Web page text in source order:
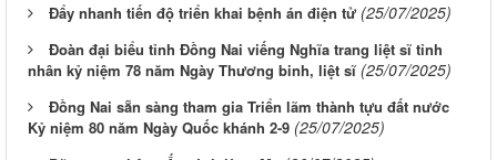
Đẩy nhanh tiến độ triển khai bệnh án điện tử (25/07/2025)
Đoàn đại biểu tỉnh Đồng Nai viếng Nghĩa trang liệt sĩ tỉnh
nhân kỷ niệm 78 năm Ngày Thương binh, liệt sĩ (25/07/2025)
Đồng Nai sẵn sàng tham gia Triển lãm thành tựu đất nước
Kỷ niệm 80 năm Ngày Quốc khánh 2-9 (25/07/2025)